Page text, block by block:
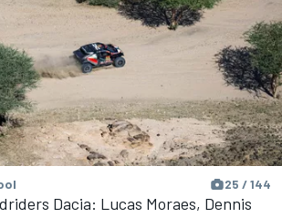
25 / 144
Dacia: Lucas Moraes, Dennis